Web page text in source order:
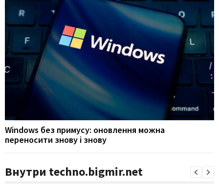
Windows без примусу: оновлення можна
переносити знову і знову
Внутри techno.bigmir.net